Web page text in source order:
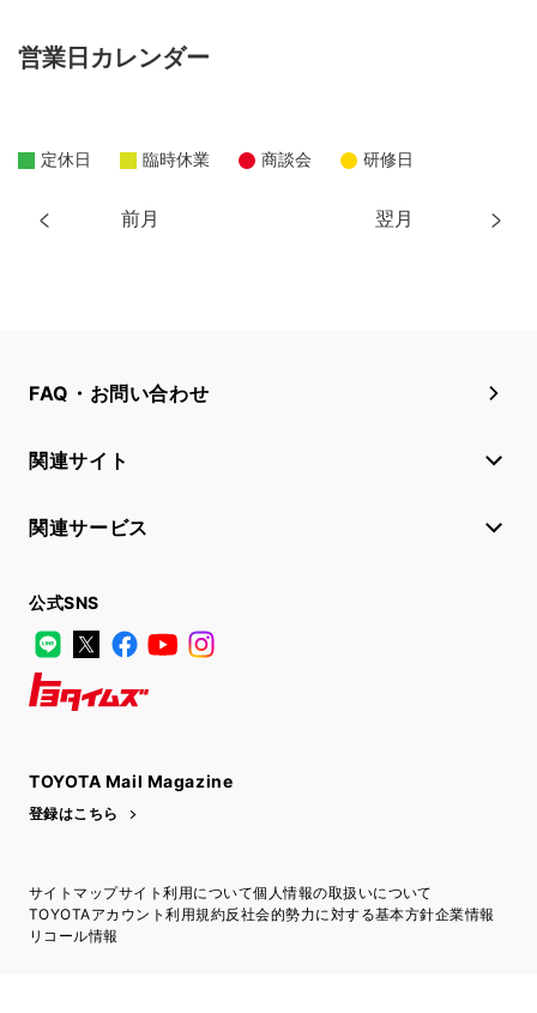
営業日カレンダー
前月 翌月
定休日 臨時休業 商談会 研修日
FAQ・お問い合わせ
関連サイト
関連サービス
公式SNS
LINE
X FacebookYouTube
TOYOTA Mail Magazine
登録はこちら
サイトマップサイト利用について個人情報の取扱いについて
TOYOTAアカウント利用規約反社会的勢力に対する基本方針企業情報
リコール情報